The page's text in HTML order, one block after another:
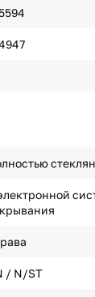
/ N/ST